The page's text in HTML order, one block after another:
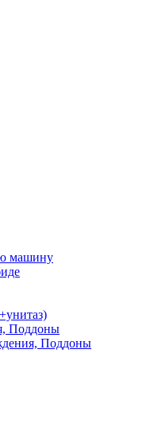
машину
Поддоны
Поддоны